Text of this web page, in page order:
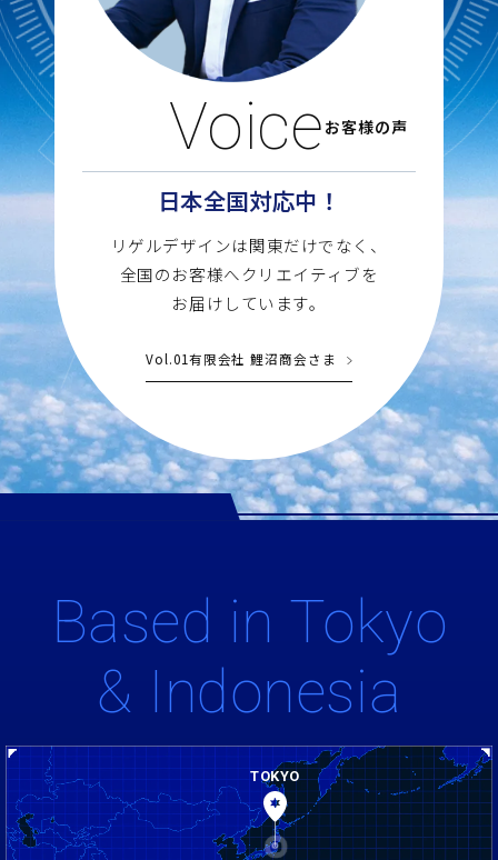
Voice お客様の声
日本全国対応中！
リゲルデザインは関東だけでなく、
全国のお客様へクリエイティブを
お届けしています。
Vol.01有限会社 鯉沼商会さま
Based in Tokyo
& Indonesia
TOKYO